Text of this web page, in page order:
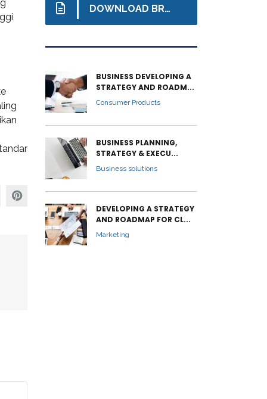
DOWNLOAD BROCHURE
BUSINESS DEVELOPING A
STRATEGY AND ROADM...
Consumer Products
BUSINESS PLANNING,
STRATEGY & EXECU...
Business solutions
DEVELOPING A STRATEGY
AND ROADMAP FOR CL...
Marketing